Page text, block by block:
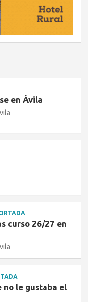
en Ávila
curso 26/27 en
no le gustaba el